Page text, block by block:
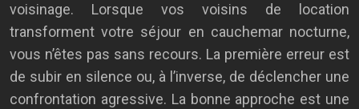
voisinage. Lorsque vos voisins de location
transforment votre séjour en cauchemar nocturne,
vous n’êtes pas sans recours. La première erreur est
de subir en silence ou, à l’inverse, de déclencher une
confrontation agressive. La bonne approche est une